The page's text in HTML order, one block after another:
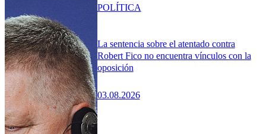
La sentencia sobre el atentado contra
Robert Fico no encuentra vínculos con la
oposición
03.08.2026
POLÍTICA